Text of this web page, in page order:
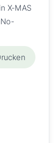
X-MAS